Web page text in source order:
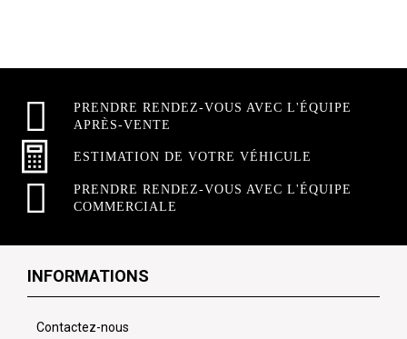
PRENDRE RENDEZ-VOUS AVEC L'ÉQUIPE
APRÈS-VENTE
ESTIMATION DE VOTRE VÉHICULE
PRENDRE RENDEZ-VOUS AVEC L'ÉQUIPE
COMMERCIALE
INFORMATIONS
Contactez-nous